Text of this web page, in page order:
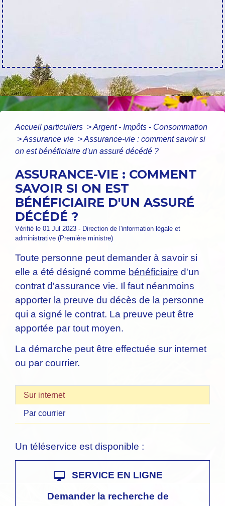
Accueil particuliers >Argent - Impôts - Consommation
>Assurance vie >Assurance-vie : comment savoir si
on est bénéficiaire d'un assuré décédé ?
ASSURANCE-VIE : COMMENT
SAVOIR SI ON EST
BÉNÉFICIAIRE D'UN ASSURÉ
DÉCÉDÉ ?
Vérifié le 01 Jul 2023 - Direction de l'information légale et
administrative (Première ministre)
Toute personne peut demander à savoir si
elle a été désigné comme bénéficiaire d'un
contrat d'assurance vie. Il faut néanmoins
apporter la preuve du décès de la personne
qui a signé le contrat. La preuve peut être
apportée par tout moyen.
La démarche peut être effectuée sur internet
ou par courrier.
Sur internet
Par courrier
Un téléservice est disponible :
desktop_mac
SERVICE EN LIGNE
Demander la recherche de